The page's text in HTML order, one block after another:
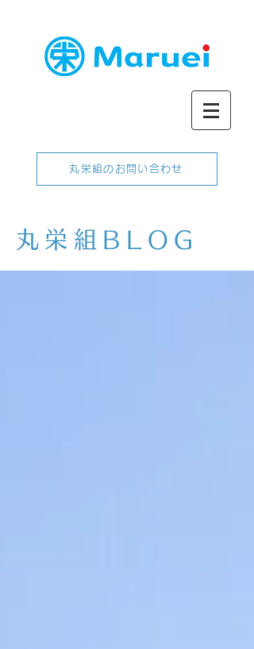
丸栄組のお問い合わせ
丸栄組BLOG